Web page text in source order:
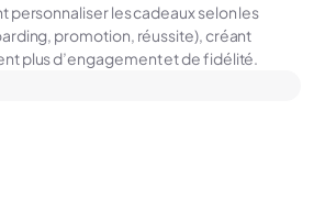
personnaliser les cadeaux selon les
promotion, réussite), créant
plus d’engagement et de fidélité.